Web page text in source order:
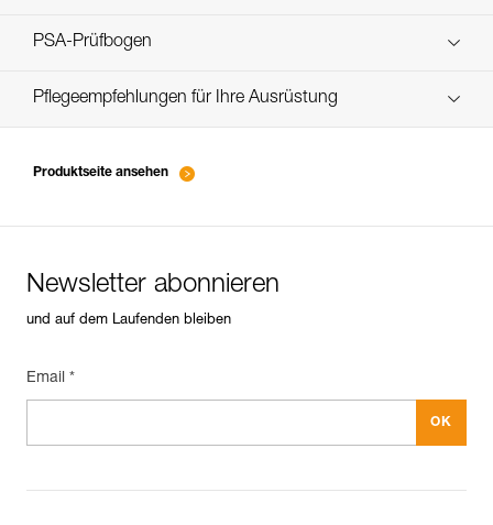
verif-EPI-casques-PRO-procedure-DE
PSA-Prüfbogen
verif-EPI-casque-PRO-suivi-DE
Pflegeempfehlungen für Ihre Ausrüstung
Produktseite ansehen
Newsletter abonnieren
und auf dem Laufenden bleiben
Email *